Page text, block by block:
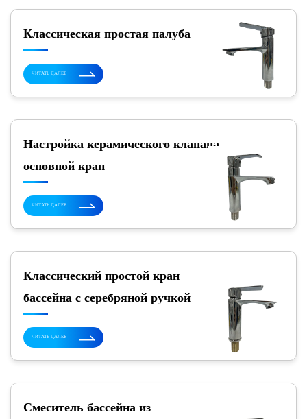
Классическая простая палуба
ЧИТАТЬ ДАЛЕЕ
Настройка керамического клапана
основной кран
ЧИТАТЬ ДАЛЕЕ
Классический простой кран
бассейна с серебряной ручкой
ЧИТАТЬ ДАЛЕЕ
Смеситель бассейна из